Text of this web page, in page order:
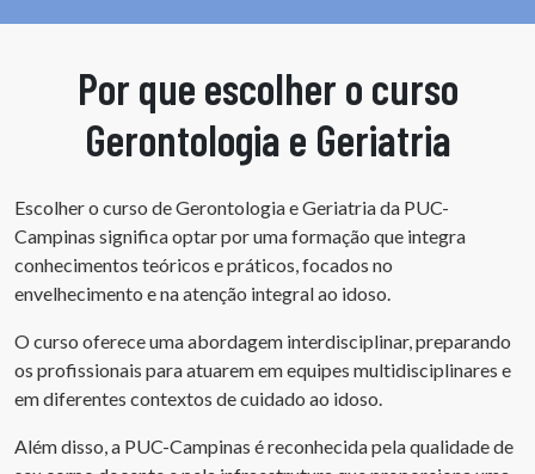
Por que escolher o curso
Gerontologia e Geriatria
Escolher o curso de Gerontologia e Geriatria da PUC-
Campinas significa optar por uma formação que integra
conhecimentos teóricos e práticos, focados no
envelhecimento e na atenção integral ao idoso.
O curso oferece uma abordagem interdisciplinar, preparando
os profissionais para atuarem em equipes multidisciplinares e
em diferentes contextos de cuidado ao idoso.
Além disso, a PUC-Campinas é reconhecida pela qualidade de